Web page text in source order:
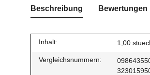
Beschreibung Bewertungen
Inhalt: 1,00
Vergleichsnummern: